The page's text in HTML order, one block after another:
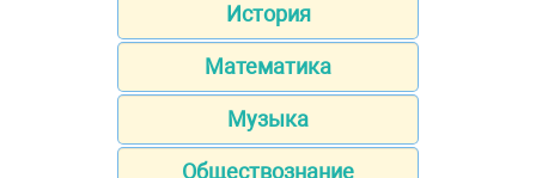
История
Математика
Музыка
Обществознание